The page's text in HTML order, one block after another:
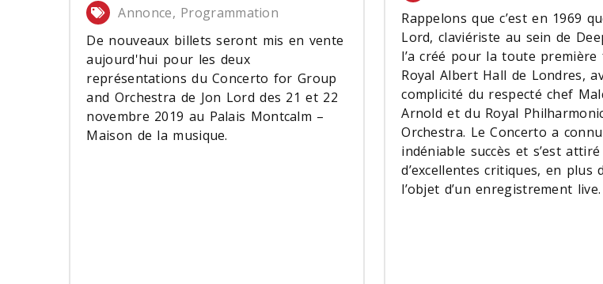
Annonce, Programmation
De nouveaux billets seront mis en vente
aujourd'hui pour les deux
représentations du Concerto for Group
and Orchestra de Jon Lord des 21 et 22
novembre 2019 au Palais Montcalm –
Maison de la musique.
Rappelons que c’est en 1969
Lord, claviériste au sein de
l’a créé pour la toute première
Royal Albert Hall de Londres,
complicité du respecté chef
Arnold et du Royal
Orchestra. Le Concerto a
indéniable succès et s’est attiré
d’excellentes critiques, en plus
l’objet d’un enregistrement live.